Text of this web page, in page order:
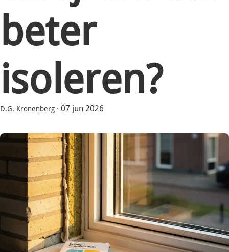
beter
isoleren?
D.G. Kronenberg · 07 jun 2026